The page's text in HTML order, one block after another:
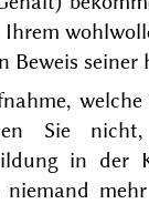
Beweis
Sie nicht,
in der